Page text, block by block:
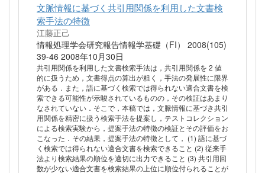
文脈情報に基づく共引用関係を利用した文書検
索手法の特徴
江藤正己
情報処理学会研究報告情報学基礎（FI） 2008(105)
39-46 2008年10月30日
共引用関係を利用した文書検索手法は，共引用関係を 2 値
的に扱うため，文書得点の算出が粗く，手法の発展性に限界
がある．また，語に基づく検索では得られない適合文書を検
索できる可能性が示唆されているものの，その検証はあまり
なされていない．そこで，本稿では，文脈情報に基づき共引
用関係を精密に扱う検索手法を提案し，テストコレクション
による検索実験から，提案手法の特徴の検証とその評価をお
こなった．その結果，提案手法の特徴として， (1) 語に基づ
く検索では得られない適合文書を検索できること (2) 従来手
法より検索結果の順位を適切に出力できること (3) 共引用回
数が少ない適合文書を検索結果の上位に順位付られることが